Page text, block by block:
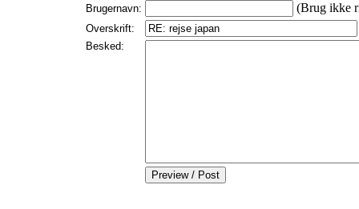
Brugernavn:
(Brug ikke
Overskrift:
Besked: